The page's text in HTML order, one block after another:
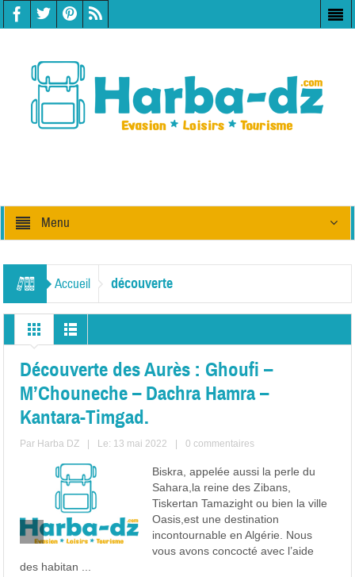
Menu
Accueil découverte
Découverte des Aurès : Ghoufi –
M’Chouneche – Dachra Hamra –
Kantara-Timgad.
Par Harba DZ Le: 13 mai 2022 0 commentaires
Biskra, appelée aussi la perle du
Sahara,la reine des Zibans,
Tiskertan Tamazight ou bien la ville
Oasis,est une destination
incontournable en Algérie. Nous
vous avons concocté avec l’aide
des habitan ...